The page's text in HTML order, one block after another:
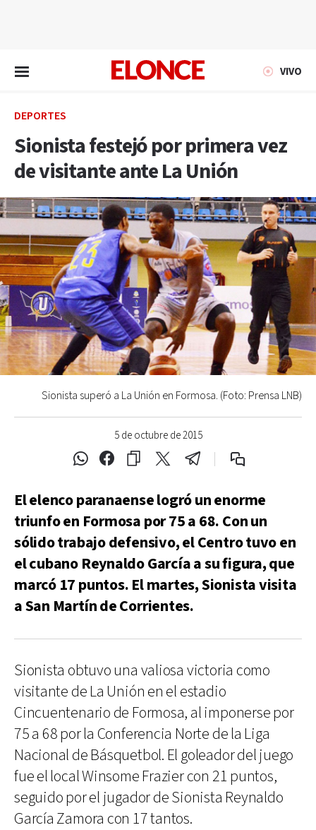
VIVO
DEPORTES
Sionista festejó por primera vez
de visitante ante La Unión
5 de octubre de 2015
Sionista superó a La Unión en Formosa. (Foto: Prensa LNB)
El elenco paranaense logró un enorme
triunfo en Formosa por 75 a 68. Con un
sólido trabajo defensivo, el Centro tuvo en
el cubano Reynaldo García a su figura, que
marcó 17 puntos. El martes, Sionista visita
a San Martín de Corrientes.
Sionista obtuvo una valiosa victoria como
visitante de La Unión en el estadio
Cincuentenario de Formosa, al imponerse por
75 a 68 por la Conferencia Norte de la Liga
Nacional de Básquetbol. El goleador del juego
fue el local Winsome Frazier con 21 puntos,
seguido por el jugador de Sionista Reynaldo
García Zamora con 17 tantos.